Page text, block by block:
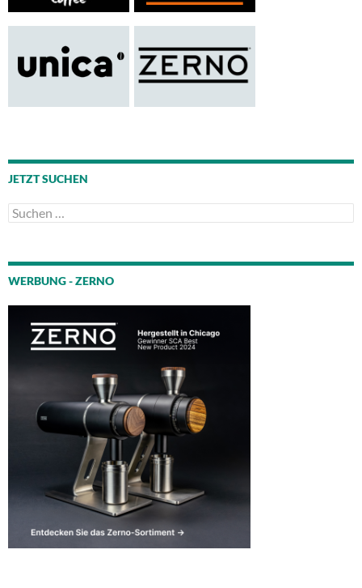
JETZT SUCHEN
Suchen
nach:
WERBUNG - ZERNO